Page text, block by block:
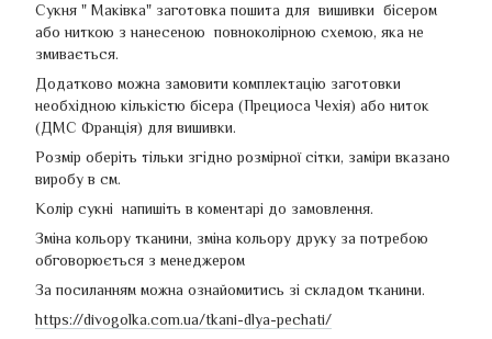
Сукня " Маківка" заготовка пошита для вишивки бісером
або ниткою з нанесеною повноколірною схемою, яка не
змивається.
Додатково можна замовити комплектацію заготовки
необхідною кількістю бісера (Прециоса Чехія) або ниток
(ДМС Франція) для вишивки.
Розмір оберіть тільки згідно розмірної сітки, заміри вказано
виробу в см.
Колір сукні напишіть в коментарі до замовлення.
Зміна кольору тканини, зміна кольору друку за потребою
обговорюється з менеджером
За посиланням можна ознайомитись зі складом тканини.
https://divogolka.com.ua/tkani-dlya-pechati/